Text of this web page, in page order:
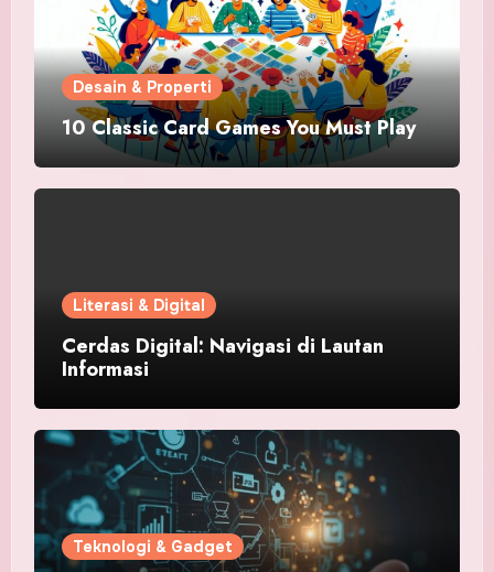
Desain & Properti
10 Classic Card Games You Must Play
Literasi & Digital
Cerdas Digital: Navigasi di Lautan
Informasi
Teknologi & Gadget